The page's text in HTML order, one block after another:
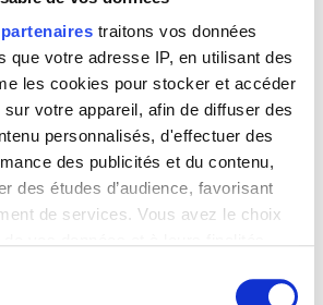
traitons vos données
que votre adresse IP, en utilisant des
les cookies pour stocker et accéder
votre appareil, afin de diffuser des
personnalisés, d'effectuer des
des publicités et du contenu,
des études d’audience, favorisant
de services. Vous avez le choix
la Déclaration relative aux